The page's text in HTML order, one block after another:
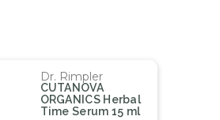
Dr. Rimpler
CUTANOVA
ORGANICS Herbal
Time Serum 15 ml